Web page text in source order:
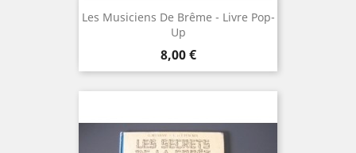
Les Musiciens De Brême - Livre Pop-
Up
Prix
8,00 €